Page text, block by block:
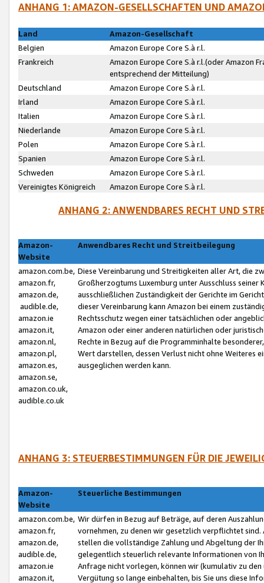
ANHANG 1: AMAZON-GESELLSCHAFTEN UND
Land
Amazon-Gesellschaft
Belgien
Amazon Europe Core S.à r.l.
Frankreich
Amazon Europe Core S.à r.l.(oder Amazon
entsprechend der Mitteilung)
Deutschland
Amazon Europe Core S.à r.l.
Irland
Amazon Europe Core S.à r.l.
Italien
Amazon Europe Core S.à r.l.
Niederlande
Amazon Europe Core S.à r.l.
Polen
Amazon Europe Core S.à r.l.
Spanien
Amazon Europe Core S.à r.l.
Schweden
Amazon Europe Core S.à r.l.
Vereinigtes Königreich
Amazon Europe Core S.à r.l.
ANHANG 2: ANWENDBARES RECHT UND
Amazon-
Website
Anwendbares Recht und Streitbeilegung
amazon.com.be,
amazon.fr,
amazon.de,
audible.de,
amazon.ie
amazon.it,
amazon.nl,
amazon.pl,
amazon.es,
amazon.se,
amazon.co.uk,
audible.co.uk
Diese Vereinbarung und Streitigkeiten aller Art, die
Großherzogtums Luxemburg unter Ausschluss
ausschließlichen Zuständigkeit der Gerichte im
dieser Vereinbarung kann Amazon bei einem
Rechtsschutz wegen einer tatsächlichen oder
Amazon oder einer anderen natürlichen oder
Rechte in Bezug auf die Programminhalte
Wert darstellen, dessen Verlust nicht ohne Weiteres
ausgeglichen werden kann.
ANHANG 3: STEUERBESTIMMUNGEN FÜR DIE
Amazon-
Website
Steuerliche Bestimmungen
amazon.com.be,
amazon.fr,
amazon.de,
audible.de,
amazon.ie
amazon.it,
Wir dürfen in Bezug auf Beträge, auf deren
vornehmen, zu denen wir gesetzlich verpflichtet
stellen die vollständige Zahlung und Abgeltung der
gelegentlich steuerlich relevante Informationen von
Anfrage nicht vorlegen, können wir (kumulativ zu
Vergütung so lange einbehalten, bis Sie uns diese